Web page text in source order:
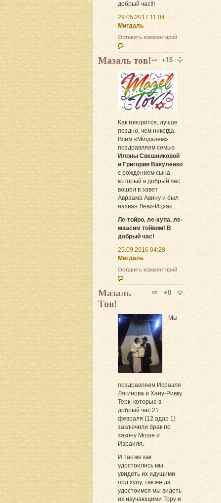
добрый час!!!
29.05.2017 11:04
Мигдаль
Оставить комментарий
+15
Мазаль тов!
Как говорится, лучше
поздно, чем никогда.
Всем «Мигдалем»
поздравляем семью
Илоны Свешниковой
и Григория Вакуленко
с рождением сына,
который в добрый час
вошел в завет
Авраама Авину и был
назван Леви-Ицхак.
Ле-тойро, ле-хупа, ле-
маасим тойвим! В
добрый час!
25.09.2016 04:28
Мигдаль
Оставить комментарий
+8
Мазаль
Тов!
Мы
поздравляем Исраэля
Лягинова и Хану-Ривку
Терк, которые в
добрый час 21
февраля (12 адар 1)
заключили брак по
закону Моше и
Израиля.
И так же как
удостоились мы
увидеть их идущими
под хупу, так же да
удостоимся мы видеть
их изучающими Тору и